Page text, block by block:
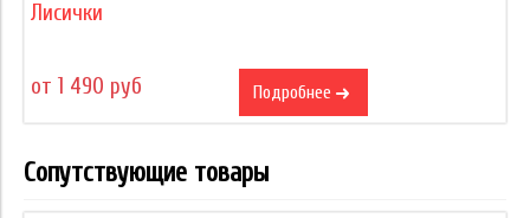
Лисички
от 1 490 руб Подробнее
Сопутствующие товары